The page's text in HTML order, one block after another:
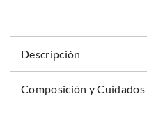
Descripción
Composición y Cuidados